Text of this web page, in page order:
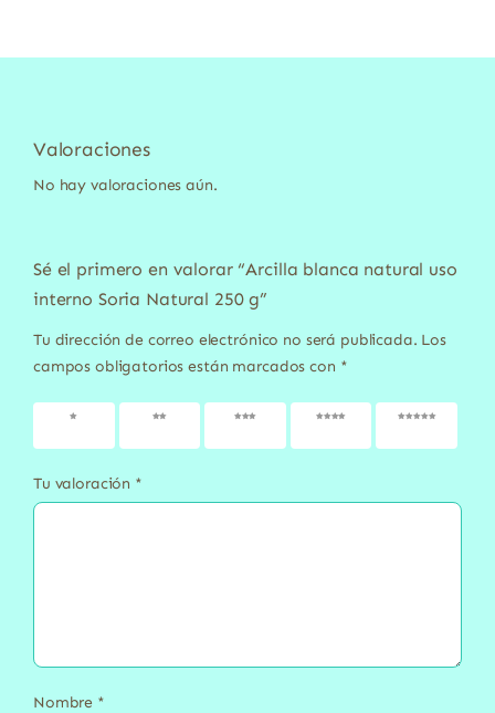
Valoraciones
No hay valoraciones aún.
Sé el primero en valorar “Arcilla blanca natural uso
interno Soria Natural 250 g”
Tu dirección de correo electrónico no será publicada. Los
campos obligatorios están marcados con *
1 de 5
2 de 5
3 de 5
4 de 5
5 de 5
Tu valoración *
Nombre *